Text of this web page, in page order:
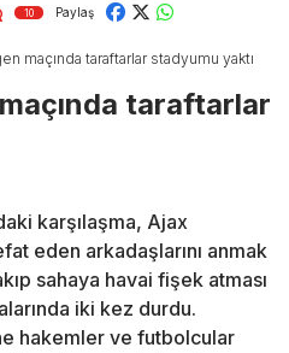
10 Paylaş
maçında taraftarlar stadyumu yaktı
taraftarlar
karşılaşma, Ajax
eden arkadaşlarını anmak
sahaya havai fişek atması
iki kez durdu.
hakemler ve futbolcular